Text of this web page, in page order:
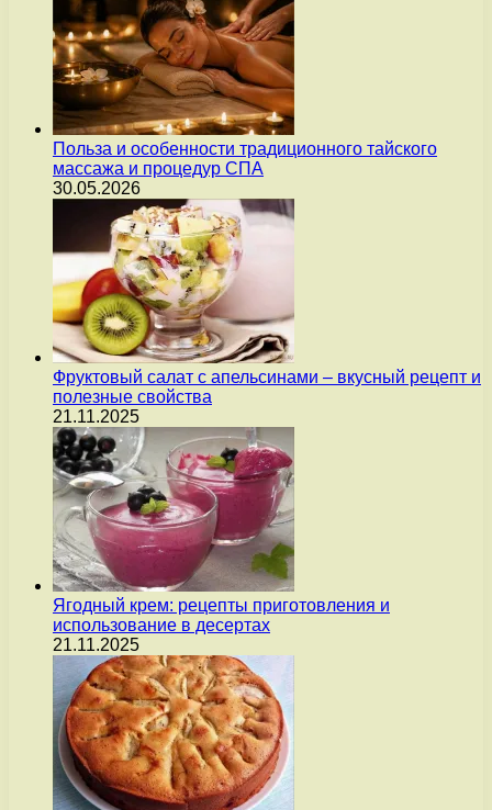
Польза и особенности традиционного тайского
массажа и процедур СПА
30.05.2026
Фруктовый салат с апельсинами – вкусный рецепт и
полезные свойства
21.11.2025
Ягодный крем: рецепты приготовления и
использование в десертах
21.11.2025